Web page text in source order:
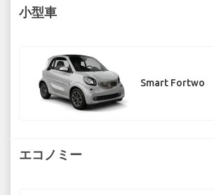
小型車
Smart Fortwo
エコノミー